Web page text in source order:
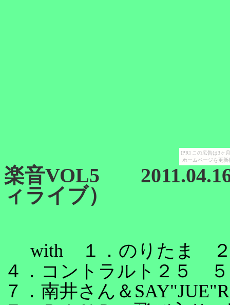
[PR] この広告は3ヶ
ホームページを更
楽音VOL5
ィライブ）
with
１．のりたま
４．コントラルト２５
７．南井さん＆